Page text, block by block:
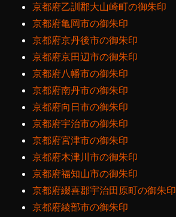
京都府乙訓郡大山崎町の御朱印
京都府亀岡市の御朱印
京都府京丹後市の御朱印
京都府京田辺市の御朱印
京都府八幡市の御朱印
京都府南丹市の御朱印
京都府向日市の御朱印
京都府宇治市の御朱印
京都府宮津市の御朱印
京都府木津川市の御朱印
京都府福知山市の御朱印
京都府綴喜郡宇治田原町の御朱印
京都府綾部市の御朱印